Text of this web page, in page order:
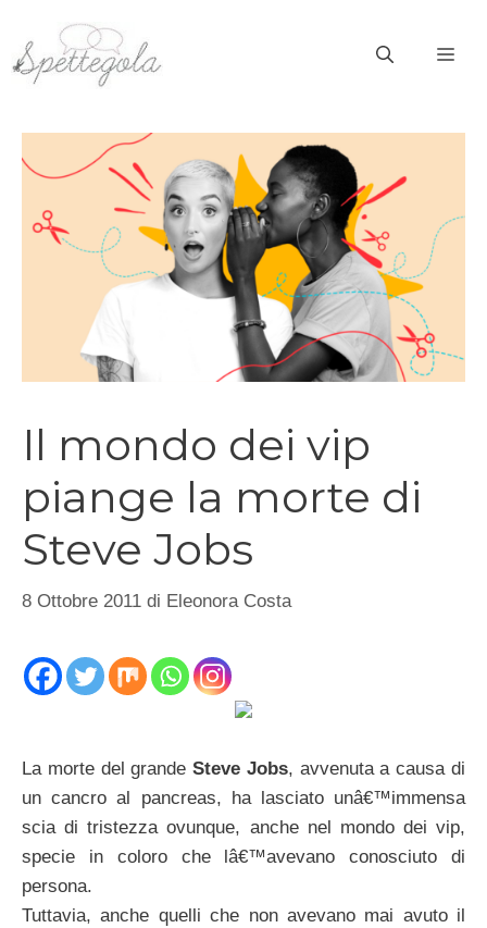
contenuto
Il mondo dei vip
piange la morte di
Steve Jobs
8 Ottobre 2011 di Eleonora Costa
La morte del grandeSteve Jobs, avvenuta a causa di
un cancro al pancreas, ha lasciato unâ€™immensa
scia di tristezza ovunque, anche nel mondo dei vip,
specie in coloro che lâ€™avevano conosciuto di
persona.
Tuttavia, anche quelli che non avevano mai avuto il